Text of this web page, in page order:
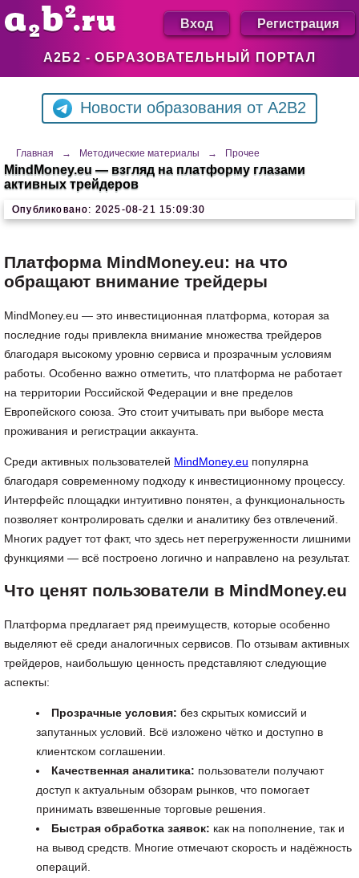
А2Б2 - ОБРАЗОВАТЕЛЬНЫЙ ПОРТАЛ
Вход Регистрация
Новости образования от A2B2
Главная → Методические материалы → Прочее
MindMoney.eu — взгляд на платформу глазами
активных трейдеров
Опубликовано: 2025-08-21 15:09:30
Платформа MindMoney.eu: на что
обращают внимание трейдеры
MindMoney.eu — это инвестиционная платформа, которая за
последние годы привлекла внимание множества трейдеров
благодаря высокому уровню сервиса и прозрачным условиям
работы. Особенно важно отметить, что платформа не работает
на территории Российской Федерации и вне пределов
Европейского союза. Это стоит учитывать при выборе места
проживания и регистрации аккаунта.
Среди активных пользователей MindMoney.eu популярна
благодаря современному подходу к инвестиционному процессу.
Интерфейс площадки интуитивно понятен, а функциональность
позволяет контролировать сделки и аналитику без отвлечений.
Многих радует тот факт, что здесь нет перегруженности лишними
функциями — всё построено логично и направлено на результат.
Что ценят пользователи в MindMoney.eu
Платформа предлагает ряд преимуществ, которые особенно
выделяют её среди аналогичных сервисов. По отзывам активных
трейдеров, наибольшую ценность представляют следующие
аспекты:
Прозрачные условия: без скрытых комиссий и
запутанных условий. Всё изложено чётко и доступно в
клиентском соглашении.
Качественная аналитика: пользователи получают
доступ к актуальным обзорам рынков, что помогает
принимать взвешенные торговые решения.
Быстрая обработка заявок: как на пополнение, так и
на вывод средств. Многие отмечают скорость и надёжность
операций.